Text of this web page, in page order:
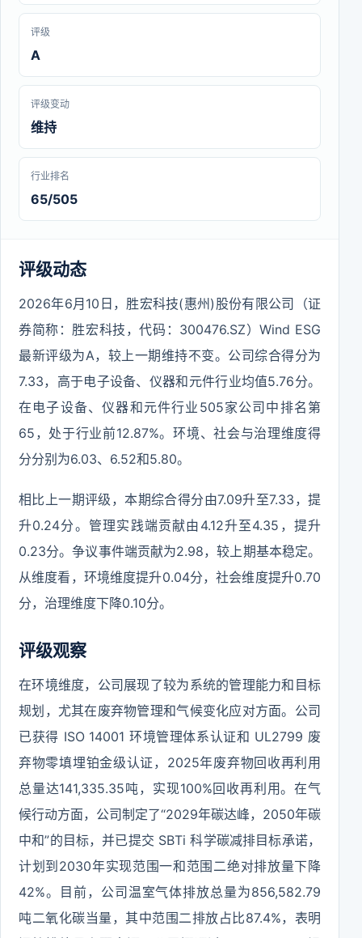
评级
A
评级变动
维持
行业排名
65/505
评级动态
2026年6月10日，胜宏科技(惠州)股份有限公司（证
券简称：胜宏科技，代码：300476.SZ）Wind ESG
最新评级为A，较上一期维持不变。公司综合得分为
7.33，高于电子设备、仪器和元件行业均值5.76分。
在电子设备、仪器和元件行业505家公司中排名第
65，处于行业前12.87%。环境、社会与治理维度得
分分别为6.03、6.52和5.80。
相比上一期评级，本期综合得分由7.09升至7.33，提
升0.24分。管理实践端贡献由4.12升至4.35，提升
0.23分。争议事件端贡献为2.98，较上期基本稳定。
从维度看，环境维度提升0.04分，社会维度提升0.70
分，治理维度下降0.10分。
评级观察
在环境维度，公司展现了较为系统的管理能力和目标
规划，尤其在废弃物管理和气候变化应对方面。公司
已获得 ISO 14001 环境管理体系认证和 UL2799 废
弃物零填埋铂金级认证，2025年废弃物回收再利用
总量达141,335.35吨，实现100%回收再利用。在气
候行动方面，公司制定了“2029年碳达峰，2050年碳
中和”的目标，并已提交 SBTi 科学碳减排目标承诺，
计划到2030年实现范围一和范围二绝对排放量下降
42%。目前，公司温室气体排放总量为856,582.79
吨二氧化碳当量，其中范围二排放占比87.4%，表明